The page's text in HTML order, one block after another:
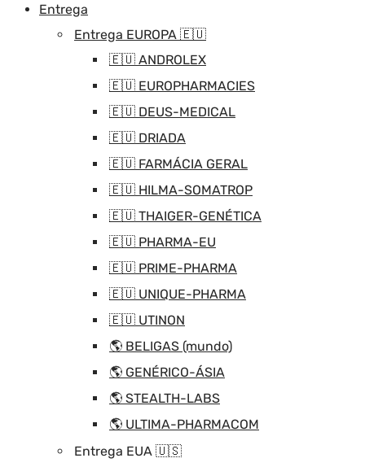
Entrega
Entrega EUROPA 🇪🇺
🇪🇺 ANDROLEX
🇪🇺 EUROPHARMACIES
🇪🇺 DEUS-MEDICAL
🇪🇺 DRIADA
🇪🇺 FARMÁCIA GERAL
🇪🇺 HILMA-SOMATROP
🇪🇺 THAIGER-GENÉTICA
🇪🇺 PHARMA-EU
🇪🇺 PRIME-PHARMA
🇪🇺 UNIQUE-PHARMA
🇪🇺 UTINON
🌎 BELIGAS (mundo)
🌎 GENÉRICO-ÁSIA
🌎 STEALTH-LABS
🌎 ULTIMA-PHARMACOM
Entrega EUA 🇺🇸